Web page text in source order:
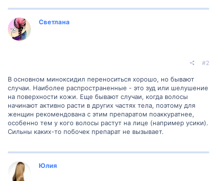
Светлана
#2
В основном миноксидил переноситься хорошо, но бывают
случаи. Наиболее распространенные - это зуд или шелушение
на поверхности кожи. Еще бывают случаи, когда волосы
начинают активно расти в других частях тела, поэтому для
женщин рекомендована с этим препаратом поаккуратнее,
особенно тем у кого волосы растут на лице (например усики).
Сильны каких-то побочек препарат не вызывает.
Юлия